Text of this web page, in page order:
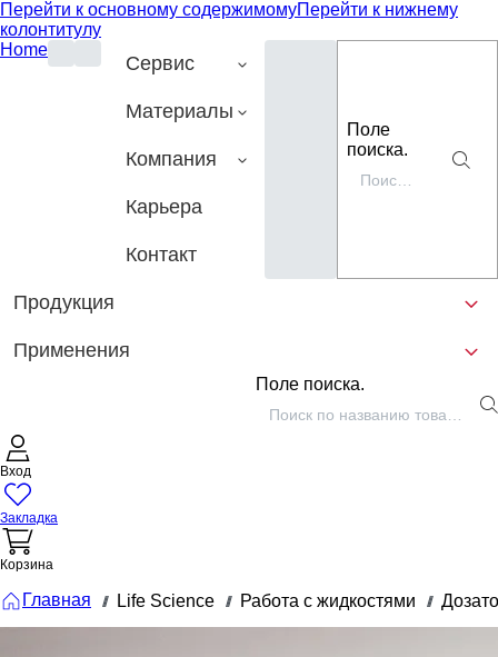
Перейти к основному содержимомуПерейти к нижнему
колонтитулу
Home
Сервис
Материалы
Компания
Карьера
Контакт
Поле
поиска.
Продукция
Применения
Поле поиска.
Вход
Закладка
Корзина
Главная /// Life Science /// Работа с жидкостями ///